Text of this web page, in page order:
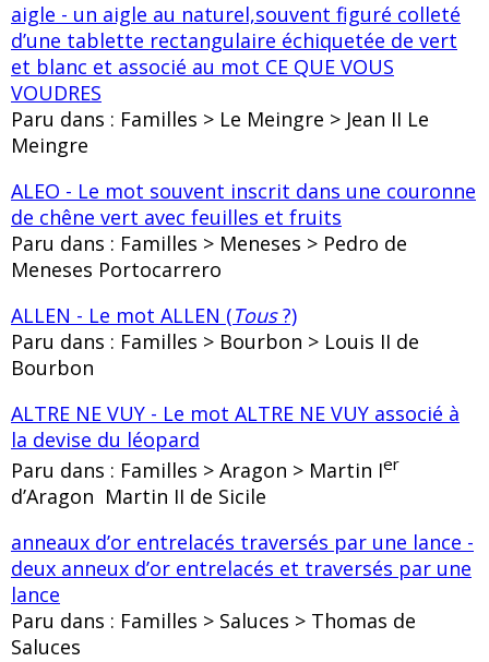
aigle - un aigle au naturel,souvent figuré colleté
d’une tablette rectangulaire échiquetée de vert
et blanc et associé au mot CE QUE VOUS
VOUDRES
Paru dans : Familles > Le Meingre > Jean II Le
Meingre
ALEO - Le mot souvent inscrit dans une couronne
de chêne vert avec feuilles et fruits
Paru dans : Familles > Meneses > Pedro de
Meneses Portocarrero
ALLEN - Le mot ALLEN (Tous?)
Paru dans : Familles > Bourbon > Louis II de
Bourbon
ALTRE NE VUY - Le mot ALTRE NE VUY associé à
la devise du léopard
Paru dans : Familles > Aragon > Martin Ier
d’Aragon Martin II de Sicile
anneaux d’or entrelacés traversés par une lance -
deux anneux d’or entrelacés et traversés par une
lance
Paru dans : Familles > Saluces > Thomas de
Saluces